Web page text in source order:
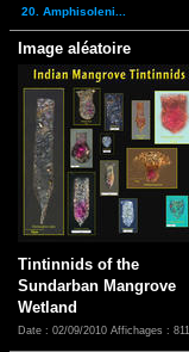
20. Amphisoleni...
Image aléatoire
Tintinnids of the
Sundarban Mangrove
Wetland
Date : 02/09/2010 Affichages :